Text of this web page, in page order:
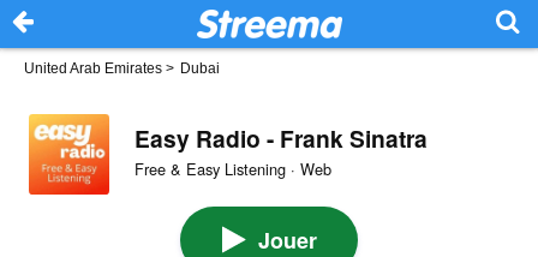
United Arab Emirates > Dubai
Easy Radio - Frank Sinatra
Free & Easy Listening · Web
Jouer